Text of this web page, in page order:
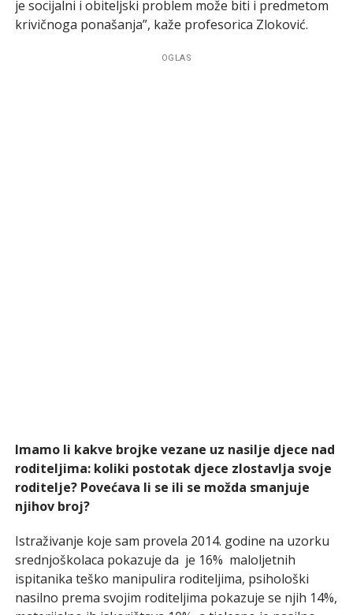
je socijalni i obiteljski problem može biti i predmetom
krivičnoga ponašanja”, kaže profesorica Zloković.
OGLAS
Imamo li kakve brojke vezane uz nasilje djece nad
roditeljima: koliki postotak djece zlostavlja svoje
roditelje? Povećava li se ili se možda smanjuje
njihov broj?
Istraživanje koje sam provela 2014. godine na uzorku
srednjoškolaca pokazuje da je 16% maloljetnih
ispitanika teško manipulira roditeljima, psihološki
nasilno prema svojim roditeljima pokazuje se njih 14%,